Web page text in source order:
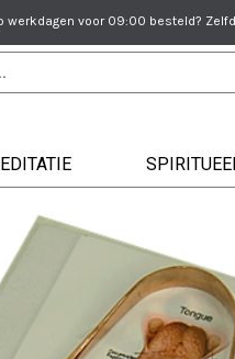
werkdagen voor 09:00 besteld?